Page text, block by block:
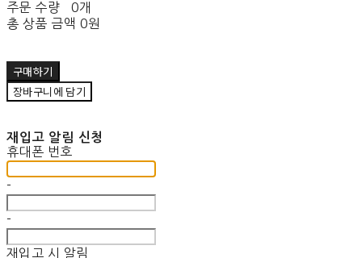
주문 수량
0개
총 상품 금액 0원
구매하기
장바구니에 담기
재입고 알림 신청
휴대폰 번호
-
-
재입고 시 알림